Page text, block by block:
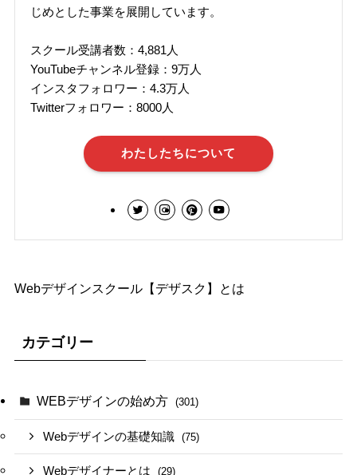
じめとした事業を展開しています。
スクール受講者数：4,881人
YouTubeチャンネル登録：9万人
インスタフォロワー：4.3万人
Twitterフォロワー：8000人
わたしたちについて
Webデザインスクール【デザスク】とは
カテゴリー
WEBデザインの始め方 (301)
Webデザインの基礎知識 (75)
Webデザイナーとは (29)